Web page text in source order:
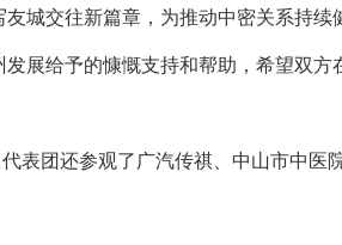
城交往新篇章，为推动中密关系持续
展给予的慷慨支持和帮助，希望双方
团还参观了广汽传祺、中山市中医